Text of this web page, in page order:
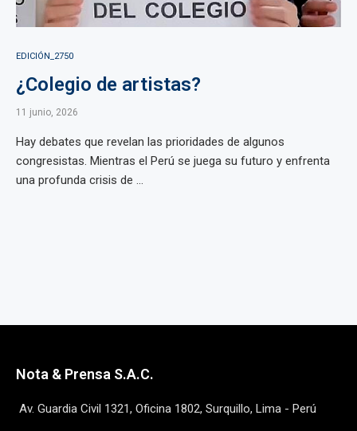
EDICIÓN_2750
¿Colegio de artistas?
11 junio, 2026
Hay debates que revelan las prioridades de algunos
congresistas. Mientras el Perú se juega su futuro y enfrenta
una profunda crisis de ...
Nota & Prensa S.A.C.
Av. Guardia Civil 1321, Oficina 1802, Surquillo, Lima - Perú